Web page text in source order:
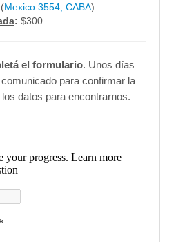
Mexico 3554, CABA)
: $300
el formulario. Unos días
para confirmar la
datos para encontrarnos.